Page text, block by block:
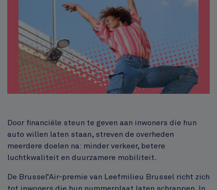
Inhoud
Door financiële steun te geven aan inwoners die hun
auto willen laten staan, streven de overheden
meerdere doelen na: minder verkeer, betere
luchtkwaliteit en duurzamere mobiliteit.
De Brussel’Air‑premie van Leefmilieu Brussel richt zich